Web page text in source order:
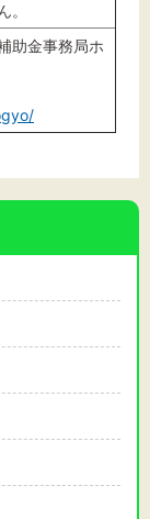
。
助金事務局ホ